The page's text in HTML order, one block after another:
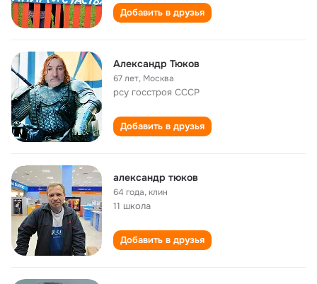
Добавить в друзья
Александр Тюков
67 лет, Москва
рсу госстроя СССР
Добавить в друзья
александр тюков
64 года,клин
11 школа
Добавить в друзья